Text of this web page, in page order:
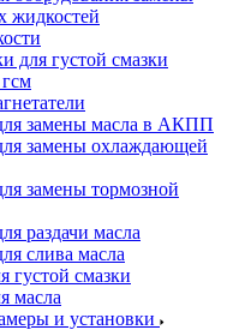
жидкостей
для густой смазки
замены масла в АКПП
замены охлаждающей
замены тормозной
раздачи масла
слива масла
смазки
масла
и установки